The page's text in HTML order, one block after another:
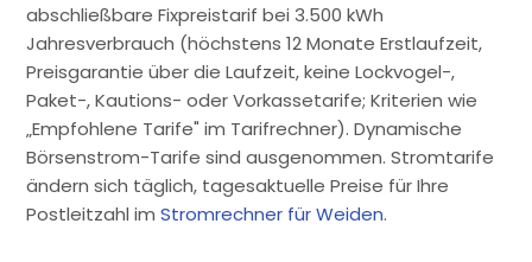
abschließbare Fixpreistarif bei 3.500 kWh
Jahresverbrauch (höchstens 12 Monate Erstlaufzeit,
Preisgarantie über die Laufzeit, keine Lockvogel-,
Paket-, Kautions- oder Vorkassetarife; Kriterien wie
„Empfohlene Tarife" im Tarifrechner). Dynamische
Börsenstrom-Tarife sind ausgenommen. Stromtarife
ändern sich täglich, tagesaktuelle Preise für Ihre
Postleitzahl imStromrechner für Weiden.